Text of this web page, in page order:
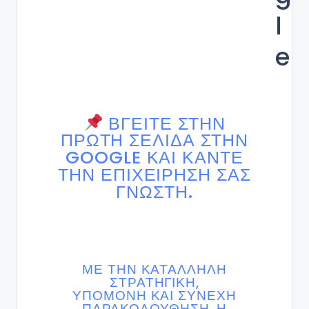
l
e
ΒΓΕΊΤΕ ΣΤΗΝ
ΠΡΏΤΗ ΣΕΛΊΔΑ ΣΤΗΝ
GOOGLE ΚΑΙ ΚΆΝΤΕ
ΤΗΝ ΕΠΙΧΕΊΡΗΣΗ ΣΑΣ
ΓΝΩΣΤΉ.
ΜΕ ΤΗΝ ΚΑΤΆΛΛΗΛΗ
ΣΤΡΑΤΗΓΙΚΉ,
ΥΠΟΜΟΝΉ ΚΑΙ ΣΥΝΕΧΉ